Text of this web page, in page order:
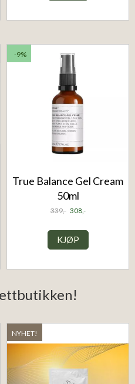
-9%
True Balance Gel Cream
50ml
339,- 308,-
KJØP
NYHET!